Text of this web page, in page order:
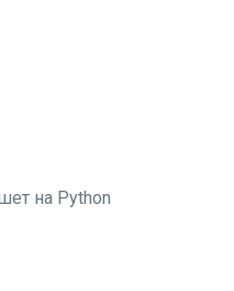
на Python